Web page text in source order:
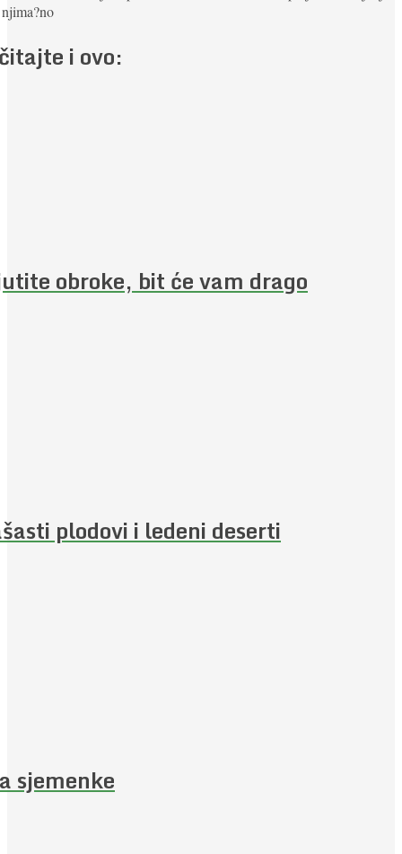
no
i ovo:
obroke, bit će vam drago
plodovi i ledeni deserti
sjemenke